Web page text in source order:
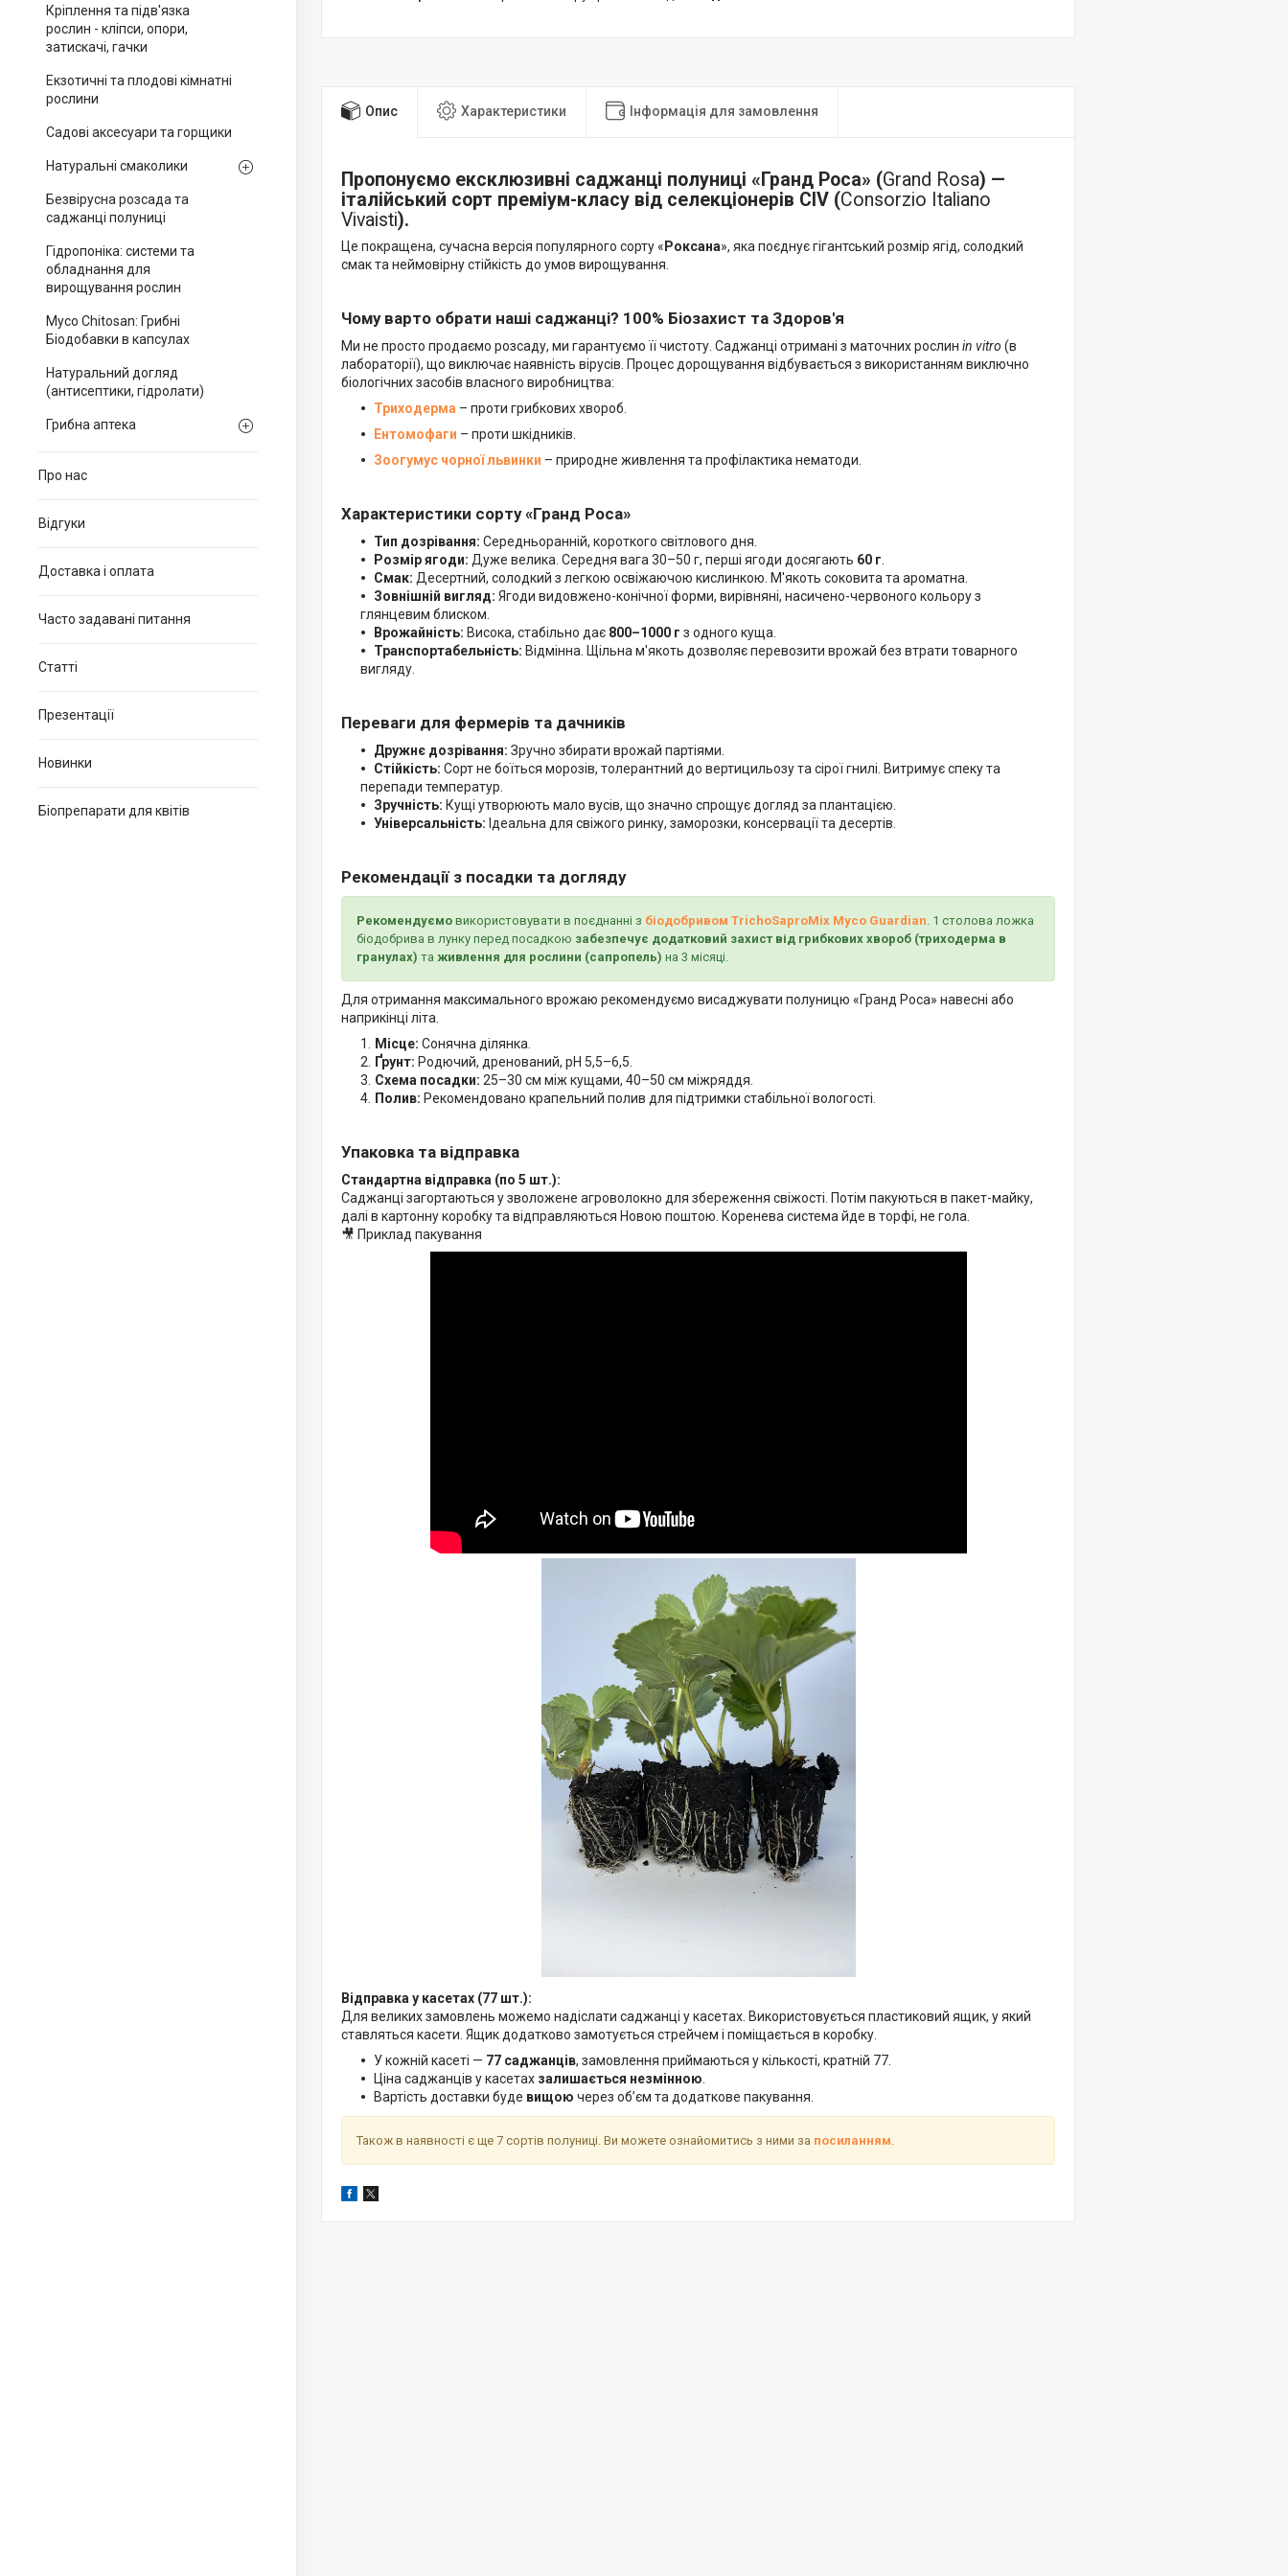
Кріплення та підв'язка
рослин - кліпси, опори,
затискачі, гачки
Екзотичні та плодові кімнатні
рослини
Садові аксесуари та горщики
Натуральні смаколики
Безвірусна розсада та
саджанці полуниці
Гідропоніка: системи та
обладнання для
вирощування рослин
Myco Chitosan: Грибні
Біодобавки в капсулах
Натуральний догляд
(антисептики, гідролати)
Грибна аптека
Про нас
Відгуки
Доставка і оплата
Часто задавані питання
Статті
Презентації
Новинки
Біопрепарати для квітів
Опис Характеристики Інформація для замовлення
Пропонуємо ексклюзивні саджанці полуниці «Гранд Роса» (Grand Rosa) —
італійський сорт преміум-класу від селекціонерів CIV (Consorzio Italiano
Vivaisti).
Це покращена, сучасна версія популярного сорту « Роксана», яка поєднує гігантський розмір ягід, солодкий
смак та неймовірну стійкість до умов вирощування.
Чому варто обрати наші саджанці? 100% Біозахист та Здоров'я
Ми не просто продаємо розсаду, ми гарантуємо її чистоту. Саджанці отримані з маточних рослин in vitro (в
лабораторії), що виключає наявність вірусів. Процес дорощування відбувається з використанням виключно
біологічних засобів власного виробництва:
Триходерма – проти грибкових хвороб.
Ентомофаги – проти шкідників.
Зоогумус чорної львинки – природне живлення та профілактика нематоди.
Характеристики сорту «Гранд Роса»
Тип дозрівання: Середньоранній, короткого світлового дня.
Розмір ягоди: Дуже велика. Середня вага 30–50 г, перші ягоди досягають 60 г
Смак: Десертний, солодкий з легкою освіжаючою кислинкою. М'якоть соковита та ароматна.
Зовнішній вигляд: Ягоди видовжено-конічної форми, вирівняні, насичено-червоного кольору з
глянцевим блиском.
Врожайність: Висока, стабільно дає 800–1000 г з одного куща.
Транспортабельність: Відмінна. Щільна м'якоть дозволяє перевозити врожай без втрати товарного
вигляду.
Переваги для фермерів та дачників
Дружнє дозрівання: Зручно збирати врожай партіями.
Стійкість: Сорт не боїться морозів, толерантний до вертицильозу та сірої гнилі. Витримує спеку та
перепади температур.
Зручність: Кущі утворюють мало вусів, що значно спрощує догляд за плантацією.
Універсальність: Ідеальна для свіжого ринку, заморозки, консервації та десертів.
Рекомендації з посадки та догляду
Рекомендуємо використовувати в поєднанні з біодобривом TrichoSaproMix Myco Guardian . 1 столова ложка
біодобрива в лунку перед посадкою забезпечує додатковий захист від грибкових хвороб (триходерма в
гранулах) та живлення для рослини (сапропель) на 3 місяці.
Для отримання максимального врожаю рекомендуємо висаджувати полуницю «Гранд Роса» навесні або
наприкінці літа.
Місце: Сонячна ділянка.
Ґрунт: Родючий, дренований, pH 5,5–6,5.
Схема посадки: 25–30 см між кущами, 40–50 см міжряддя.
Полив: Рекомендовано крапельний полив для підтримки стабільної вологості.
Упаковка та відправка
Стандартна відправка (по 5 шт.):
Саджанці загортаються у зволожене агроволокно для збереження свіжості. Потім пакуються в пакет-майку,
далі в картонну коробку та відправляються Новою поштою. Коренева система йде в торфі, не гола.
🎥 Приклад пакування
Відправка у касетах (77 шт.):
Для великих замовлень можемо надіслати саджанці у касетах. Використовується пластиковий ящик, у який
ставляться касети. Ящик додатково замотується стрейчем і поміщається в коробку.
У кожній касеті — 77 саджанців, замовлення приймаються у кількості, кратній 77.
Ціна саджанців у касетах залишається незмінною
Вартість доставки буде вищою через об’єм та додаткове пакування.
Також в наявності є ще 7 сортів полуниці. Ви можете ознайомитись з ними за посиланням